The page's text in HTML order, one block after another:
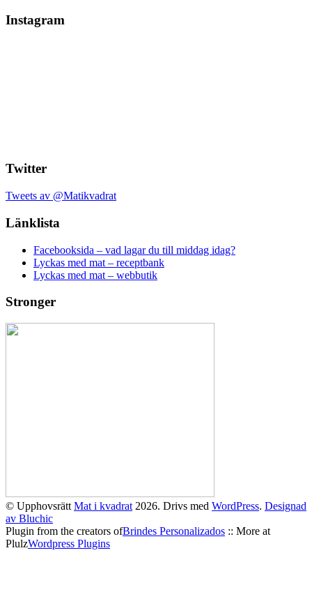
Instagram
Twitter
Tweets av @Matikvadrat
Länklista
Facebooksida – vad lagar du till middag idag?
Lyckas med mat – receptbank
Lyckas med mat – webbutik
Stronger
© Upphovsrätt Mat i kvadrat 2026. Drivs med WordPress. Designad
av Bluchic
Plugin from the creators ofBrindes Personalizados :: More at
PlulzWordpress Plugins